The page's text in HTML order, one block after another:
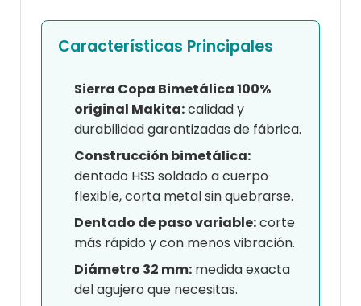
Características Principales
Sierra Copa Bimetálica 100%
original Makita:calidad y
durabilidad garantizadas de fábrica.
Construcción bimetálica:
dentado HSS soldado a cuerpo
flexible, corta metal sin quebrarse.
Dentado de paso variable:corte
más rápido y con menos vibración.
Diámetro 32 mm: medida exacta
del agujero que necesitas.